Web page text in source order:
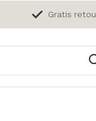
Gratis